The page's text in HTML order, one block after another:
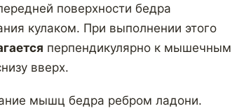
поверхности бедра
кулаком. При выполнении этого
перпендикулярно к мышечным
вверх.
мышц бедра ребром ладони.